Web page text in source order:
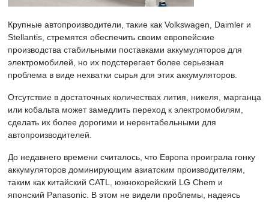
Крупные автопроизводители, такие как Volkswagen, Daimler и
Stellantis, стремятся обеспечить своим европейские
производства стабильными поставками аккумуляторов для
электромобилей, но их подстерегает более серьезная
проблема в виде нехватки сырья для этих аккумуляторов.
Отсутствие в достаточных количествах лития, никеля, марганца
или кобальта может замедлить переход к электромобилям,
сделать их более дорогими и нерентабельными для
автопроизводителей.
До недавнего времени считалось, что Европа проиграла гонку
аккумуляторов доминирующим азиатским производителям,
таким как китайский CATL, южнокорейский LG Chem и
японский Panasonic. В этом не видели проблемы, надеясь